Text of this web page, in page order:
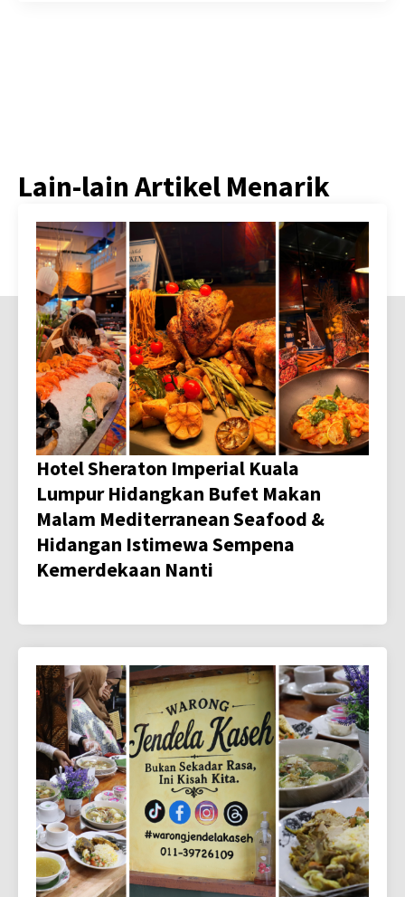
Lain-lain Artikel Menarik
Hotel Sheraton Imperial Kuala
Lumpur Hidangkan Bufet Makan
Malam Mediterranean Seafood &
Hidangan Istimewa Sempena
Kemerdekaan Nanti